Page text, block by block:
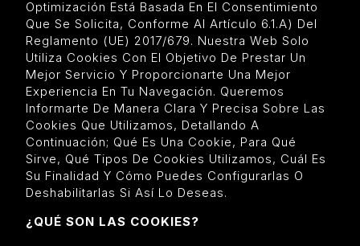
Optimización Está Basada En El Consentimiento
Que Se Solicita, Conforme Al Artículo 6.1.a) Del
Reglamento (UE) 2017/679. Nuestra Web Solo
Utiliza Cookies Con El Objetivo De Prestar Un
Mejor Servicio Y Proporcionarte Una Mejor
Experiencia En Tu Navegación. Queremos
Informarte De Manera Clara Y Precisa Sobre Las
Cookies Que Utilizamos, Detallando A
Continuación; Qué Es Una Cookie, Para Qué
Sirve, Qué Tipos De Cookies Utilizamos, Cuál Es
Su Finalidad Y Cómo Puedes Configurarlas O
Deshabilitarlas Si Así Lo Deseas.
¿QUÉ SON LAS COOKIES?